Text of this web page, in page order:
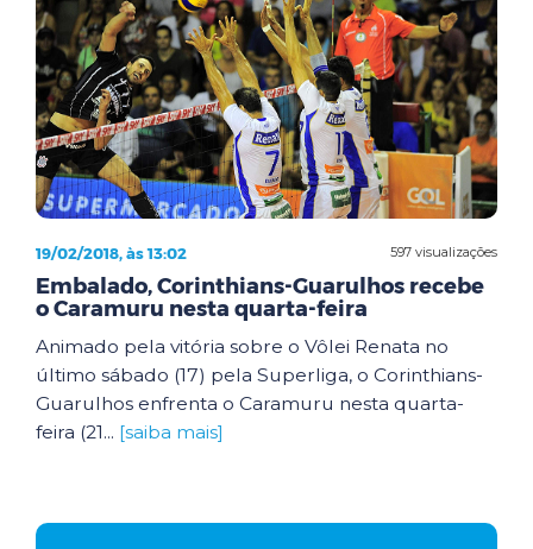
597 visualizações
19/02/2018, às 13:02
Embalado, Corinthians-Guarulhos recebe
o Caramuru nesta quarta-feira
Animado pela vitória sobre o Vôlei Renata no
último sábado (17) pela Superliga, o Corinthians-
Guarulhos enfrenta o Caramuru nesta quarta-
feira (21... [saiba mais]